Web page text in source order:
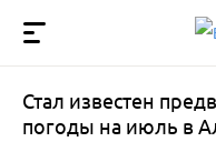
Стал известен
погоды на июль в